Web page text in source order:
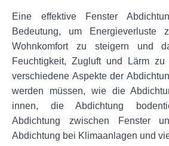
Eine effektive Fenster
Bedeutung, um Energieverluste
Wohnkomfort zu steigern und
Feuchtigkeit, Zugluft und Lärm
verschiedene Aspekte der
werden müssen, wie die
innen, die Abdichtung
Abdichtung zwischen Fenster
Abdichtung bei Klimaanlagen und